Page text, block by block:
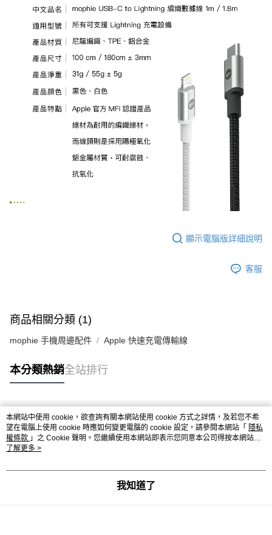
顯示電腦版詳細說明
客服
商品相關分類 (1)
mophie 手機周邊配件 Apple 快速充電傳輸線
本分類熱銷全站排行
熱門標籤
本網站中使用 cookie，欲查詢有關本網站使用 cookie 方式之詳情，及若您不希
望在電腦上使用 cookie 時應如何變更電腦的 cookie 設定，請參閱本網站「 隱私
權條款 」之 Cookie 聲明。您繼續使用本網站即表示您同意本公司得按本網站使
用條款之 Cookie 聲明使用 cookie。
了解更多 >
我知道了